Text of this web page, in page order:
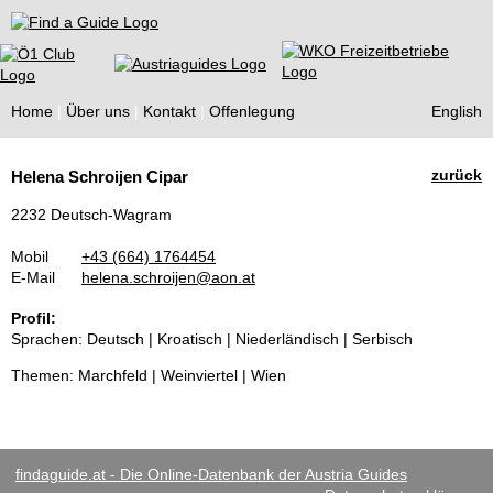
Find a Guide
Home Über uns Kontakt Offenlegung English
Guides
zurück
Helena Schroijen Cipar
2232 Deutsch-Wagram
Mobil
+43 (664) 1764454
E-Mail
helena.schroijen@aon.at
Profil:
Sprachen: Deutsch | Kroatisch | Niederländisch | Serbisch
Themen: Marchfeld | Weinviertel | Wien
findaguide.at - Die Online-Datenbank der Austria Guides